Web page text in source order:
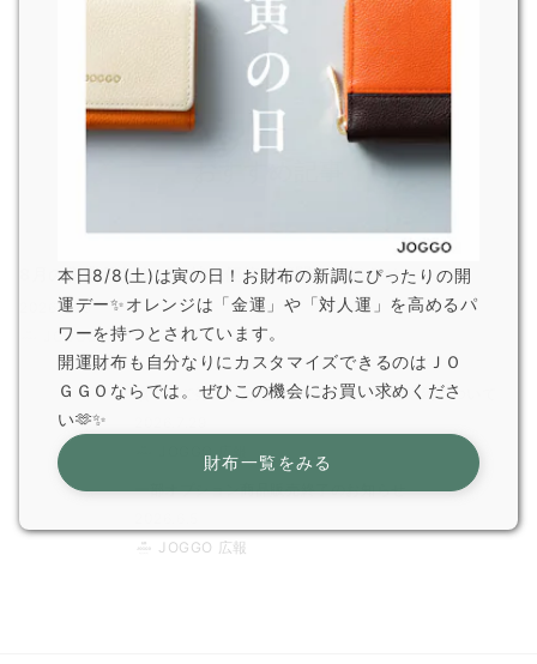
8月の営業日および超特急便停止期間のお知らせ
2026.7.29
JOGGO 広報
熊本県で発生した地震の影響による配送遅延について
JOGGO 広報
一部オプション商品販売終了のお知らせ
JOGGO 広報
本日8/8(土)は寅の日！お財布の新調にぴったりの開
運デー✨オレンジは「金運」や「対人運」を高めるパ
ワーを持つとされています。
開運財布も自分なりにカスタマイズできるのはＪＯ
ＧＧＯならでは。ぜひこの機会にお買い求めくださ
い🫶✨
財布一覧をみる